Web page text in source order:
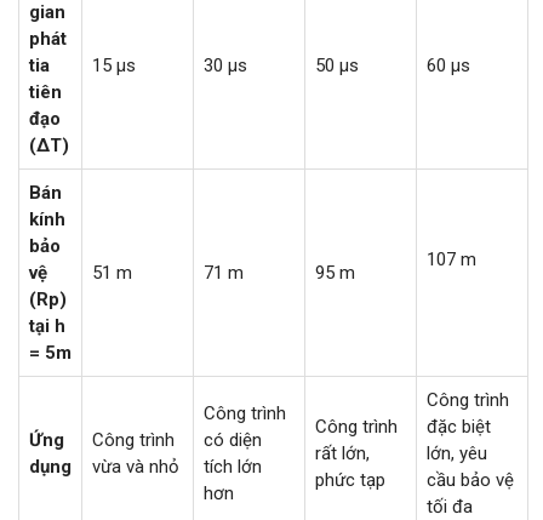
gian
phát
tia
tiên
đạo
(ΔT)
15 μs 30 μs 50 μs 60 μs
Bán
kính
bảo
vệ
(Rp)
tại h
= 5m
51 m 71 m 95 m
107 m
Ứng
dụng
Công trình
vừa và nhỏ
Công trình
có diện
tích lớn
hơn
Công trình
rất lớn,
phức tạp
Công trình
đặc biệt
lớn, yêu
cầu bảo vệ
tối đa